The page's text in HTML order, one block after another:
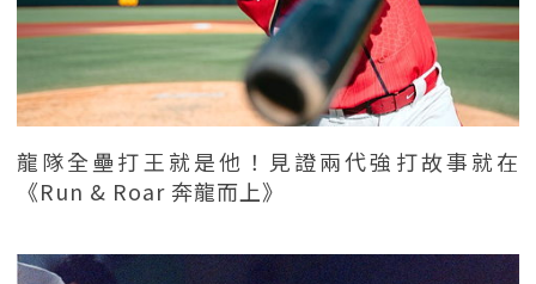
龍隊全壘打王就是他！見證兩代強打故事就在
《Run & Roar 奔龍而上》